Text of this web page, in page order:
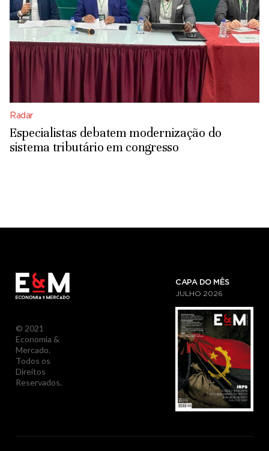
Radar
Especialistas debatem modernização do
sistema tributário em congresso
© 2021
Economia &
Mercado.
Todos os
Direitos
Reservados.
CAPA DO MÊS
JULHO 2026